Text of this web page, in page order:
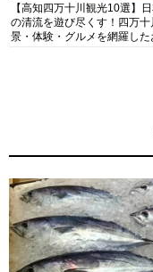
【高知四万十川観光10選】
の清流を遊び尽くす！四万十
景・体験・グルメを網羅した